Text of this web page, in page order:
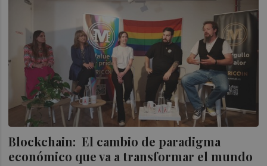
Blockchain: El cambio de paradigma
económico que va a transformar el mundo